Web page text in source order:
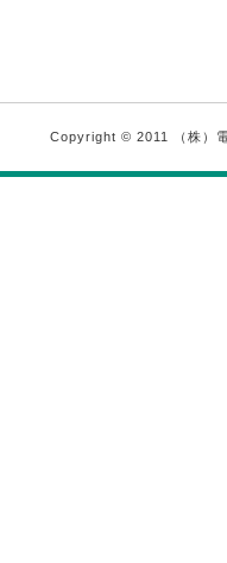
Copyright © 2011 （株）